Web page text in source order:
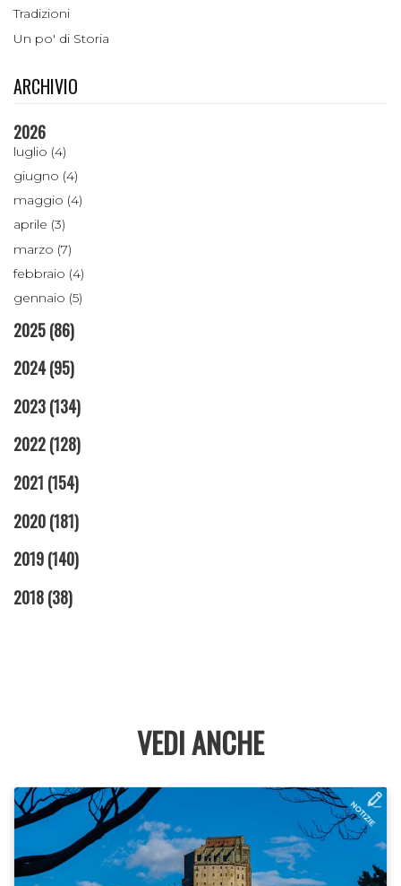
Tradizioni
Un po' di Storia
ARCHIVIO
2026
luglio (4)
giugno (4)
maggio (4)
aprile (3)
marzo (7)
febbraio (4)
gennaio (5)
2025(86)
2024(95)
2023(134)
2022(128)
2021 (154)
2020(181)
2019(140)
2018(38)
VEDI ANCHE